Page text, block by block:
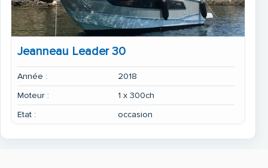
Jeanneau Leader 30
Année :
2018
Moteur :
1 x 300ch
Etat :
occasion